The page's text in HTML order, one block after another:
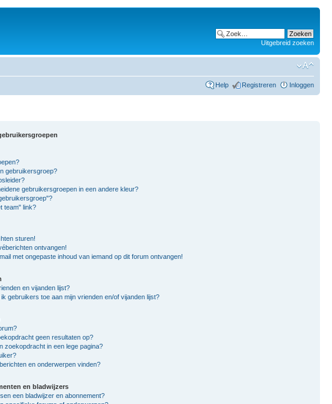
Uitgebreid zoeken
Help Registreren Inloggen
gebruikersgroep?
gebruikersgroepen in een andere kleur?
team" link?
sturen!
ontvangen!
met ongepaste inhoud van iemand op dit forum ontvangen!
en vijanden lijst?
gebruikers toe aan mijn vrienden en/of vijanden lijst?
geen resultaten op?
zoekopdracht in een lege pagina?
en onderwerpen vinden?
en bladwijzers
een bladwijzer en abonnement?